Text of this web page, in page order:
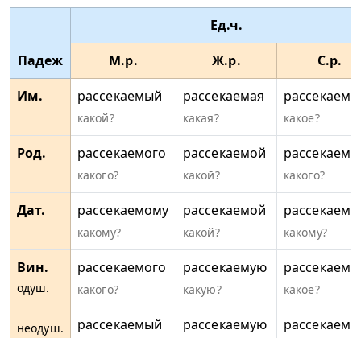
Падеж
Ед.ч.
М.р.
Ж.р.
С.р.
Им.
рассекаемый
какой?
рассекаемая
какая? какое?
Род. рассекаемого
какого?
рассекаемой
какой? какого?
Дат. рассекаемому
какому?
рассекаемой
какой? какому?
Вин.
одуш.
неодуш.
рассекаемого
какого?
рассекаемую
какую? какое?
рассекаемый рассекаемую